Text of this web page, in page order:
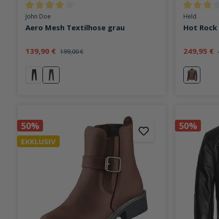
Durchschnittliche Bewertung von 4 von 5 Sternen
John Doe
Aero Mesh Textilhose grau
139,90 € 199,00 €
schwarz
grau
Held
Hot
249,95 €
braun
50%
EXKLUSIV
50%